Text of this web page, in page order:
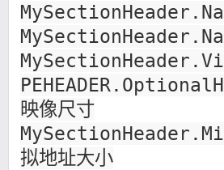
映像尺寸
拟地址大小